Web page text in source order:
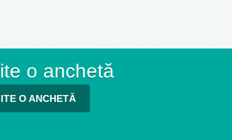
o anchetă
O ANCHETĂ